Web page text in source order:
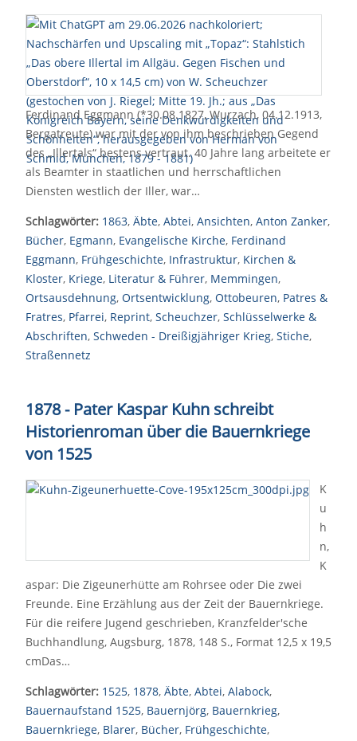
Ferdinand Eggmann (*30.08.1827, Wurzach, 04.12.1913,
Bergatreute) war mit der von ihm beschrieben Gegend
des „Illertals“ bestens vertraut. 40 Jahre lang arbeitete er
als Beamter in staatlichen und herrschaftlichen
Diensten westlich der Iller, war…
Schlagwörter: 1863, Äbte, Abtei, Ansichten, Anton Zanker,
Bücher, Egmann, Evangelische Kirche, Ferdinand
Eggmann, Frühgeschichte, Infrastruktur, Kirchen &
Kloster, Kriege, Literatur & Führer, Memmingen,
Ortsausdehnung, Ortsentwicklung, Ottobeuren, Patres &
Fratres, Pfarrei, Reprint, Scheuchzer, Schlüsselwerke &
Abschriften, Schweden - Dreißigjähriger Krieg, Stiche,
Straßennetz
1878 - Pater Kaspar Kuhn schreibt
Historienroman über die Bauernkriege
von 1525
K
u
h
n,
K
aspar: Die Zigeunerhütte am Rohrsee oder Die zwei
Freunde. Eine Erzählung aus der Zeit der Bauernkriege.
Für die reifere Jugend geschrieben, Kranzfelder'sche
Buchhandlung, Augsburg, 1878, 148 S., Format 12,5 x 19,5
cmDas…
Schlagwörter: 1525, 1878, Äbte, Abtei, Alabock,
Bauernaufstand 1525, Bauernjörg, Bauernkrieg,
Bauernkriege, Blarer, Bücher, Frühgeschichte,